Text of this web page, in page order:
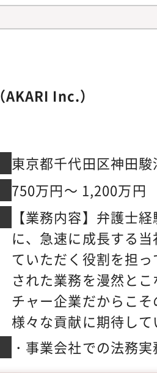
境なので一人で悩み
せん。スキルアップ
です。◆良い点を伸ば
われるので、正確か
る力が身につきます
内外の一流企業の案
に高い質とスピード
の成長にも繋がりま
ことができ、進捗情
る機会も多いため、
ができます。・自身
かった点についても
をもらうことができ
Inc.）
東京都千代田区神田
水ソラシティ21階
750万円～ 1,200万円
【業務内容】弁護士
に、急速に成長する
ていただく役割を担
された業務を漫然と
チャー企業だからこ
様々な貢献に期待し
約書関連の一次レビ
・事業会社での法務